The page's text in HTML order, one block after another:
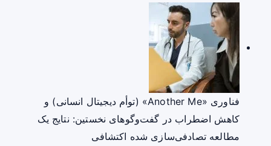
فناوری «Another Me» (توأم دیجیتال انسانی) و
کاهش اضطراب در گفت‌وگوهای نخستین: نتایج یک
مطالعه تصادفی‌سازی شده اکتشافی